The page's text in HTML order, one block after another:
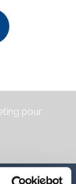
pour